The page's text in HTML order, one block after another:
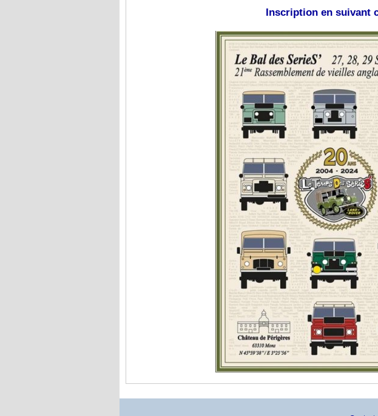
Inscription en suivant